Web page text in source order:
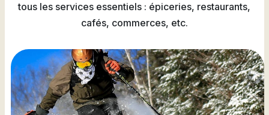
tous les services essentiels : épiceries, restaurants,
cafés, commerces, etc.